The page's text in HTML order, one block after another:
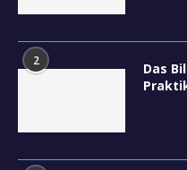
2
Das